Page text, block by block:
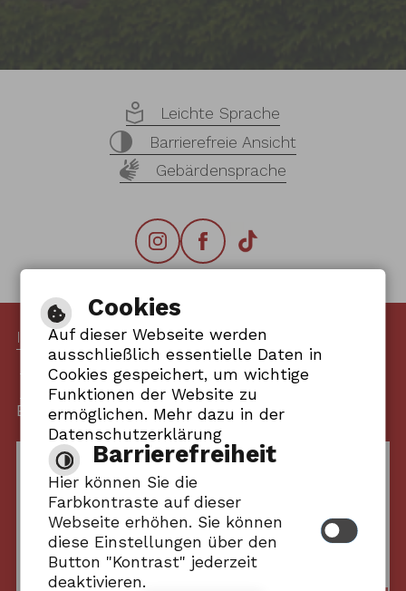
Leichte Sprache
Barrierefreie Ansicht
Gebärdensprache
INHALT - IMPRESSUM -
DATENSCHUTZERKLÄRUNG -
BARRIEREFREIHEIT
BY
CM CITY MEDIA GMBH
Cookies
Auf dieser Webseite werden
ausschließlich essentielle Daten in
Cookies gespeichert, um wichtige
Funktionen der Website zu
ermöglichen. Mehr dazu in der
Datenschutzerklärung
Barrierefreiheit
Hier können Sie die
Farbkontraste auf dieser
Webseite erhöhen. Sie können
diese Einstellungen über den
Button "Kontrast" jederzeit
deaktivieren.